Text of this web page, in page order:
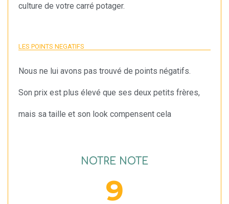
culture de votre carré potager.
LES POINTS NEGATIFS
Nous ne lui avons pas trouvé de points négatifs.
Son prix est plus élevé que ses deux petits frères,
mais sa taille et son look compensent cela
NOTRE NOTE
9